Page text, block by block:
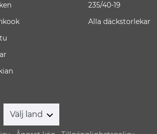
235/40-19
Alla däckstorlekar
Välj land